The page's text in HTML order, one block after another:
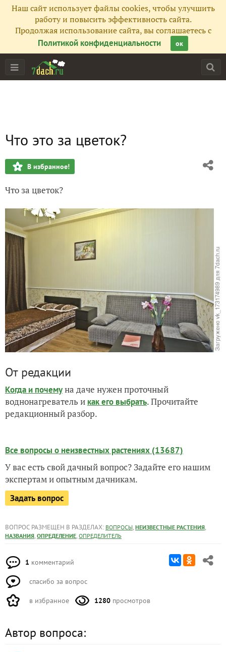
Наш сайт использует файлы cookies, чтобы улучшить
работу и повысить эффективность сайта.
Продолжая использование сайта, вы соглашаетесь с
Политикой конфиденциальности
ок
Что это за цветок?
В избранное!
Что за цветок?
От редакции
Когда и почемуна даче нужен проточный
воднонагреватель и как его выбрать. Прочитайте
редакционный разбор.
Все вопросы о неизвестных растениях (13687)
У вас есть свой дачный вопрос? Задайте его нашим
экспертам и опытным дачникам.
Задать вопрос
ВОПРОС РАЗМЕЩЕН В РАЗДЕЛАХ: ВОПРОСЫ, НЕИЗВЕСТНЫЕ РАСТЕНИЯ,
НАЗВАНИЯ, ОПРЕДЕЛЕНИЕ, ОПРЕДЕЛИТЕЛЬ
1 комментарий
спасибо за вопрос
в избранное 1280 просмотров
Автор вопроса: